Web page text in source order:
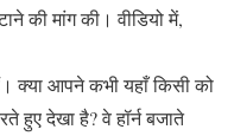
की मांग की। वीडियो में,
क्या आपने कभी यहाँ किसी को
हुए देखा है? वे हॉर्न बजाते